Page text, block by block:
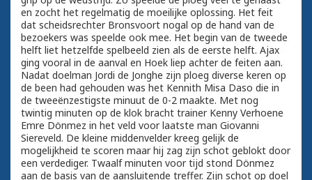
en zocht het regelmatig de moeilijke oplossing. Het feit
dat scheidsrechter Bronsvoort nogal op de hand van de
bezoekers was speelde ook mee. Het begin van de tweede
helft liet hetzelfde spelbeeld zien als de eerste helft. Ajax
ging vooral in de aanval en Hoek liep achter de feiten aan.
Nadat doelman Jordi de Jonghe zijn ploeg diverse keren op
de been had gehouden was het Kennith Misa Daso die in
de tweeënzestigste minuut de 0-2 maakte. Met nog
twintig minuten op de klok bracht trainer Kenny Verhoene
Emre Dönmez in het veld voor laatste man Giovanni
Siereveld. De kleine middenvelder kreeg gelijk de
mogelijkheid te scoren maar hij zag zijn schot geblokt door
een verdediger. Twaalf minuten voor tijd stond Dönmez
aan de basis van de aansluitende treffer. Zijn schot op doel